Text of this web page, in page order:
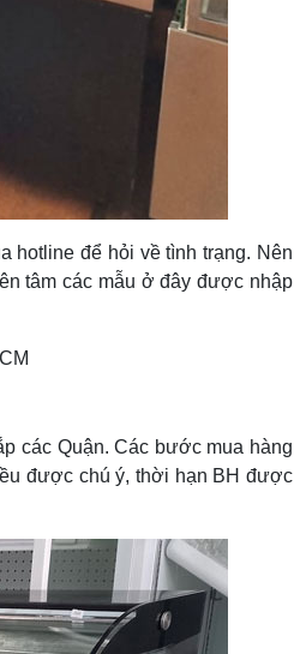
hotline để hỏi về tình trạng. Nên
tâm các mẫu ở đây được nhập
các Quận. Các bước mua hàng
được chú ý, thời hạn BH được